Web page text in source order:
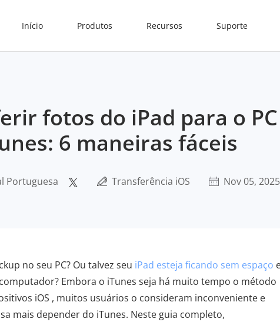
Início Produtos Recursos Suporte
fotos do iPad para o
6 maneiras fáceis
Portuguesa Transferência iOS Nov 05, 2025
no seu PC? Ou talvez seu iPad esteja ficando sem espaço
Embora o iTunes seja há muito tempo o método
iOS , muitos usuários o consideram inconveniente e
mais depender do iTunes. Neste guia completo,